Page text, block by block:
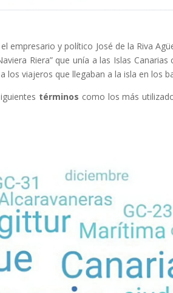
empresario y político José de la Riva
Riera” que unía a las Islas Canarias
viajeros que llegaban a la isla en los
términos como los más